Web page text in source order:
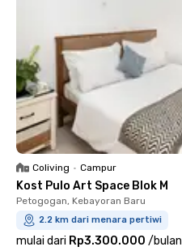
Coliving • Campur
Kost Pulo Art Space Blok M
Petogogan, Kebayoran Baru
2.2 km dari menara pertiwi
mulai dari Rp3.300.000 /bulan